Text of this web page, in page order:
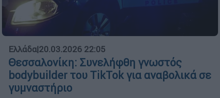
Ελλάδα|20.03.2026 22:05
Θεσσαλονίκη: Συνελήφθη γνωστός
bodybuilder του TikTok για αναβολικά σε
γυμναστήριο